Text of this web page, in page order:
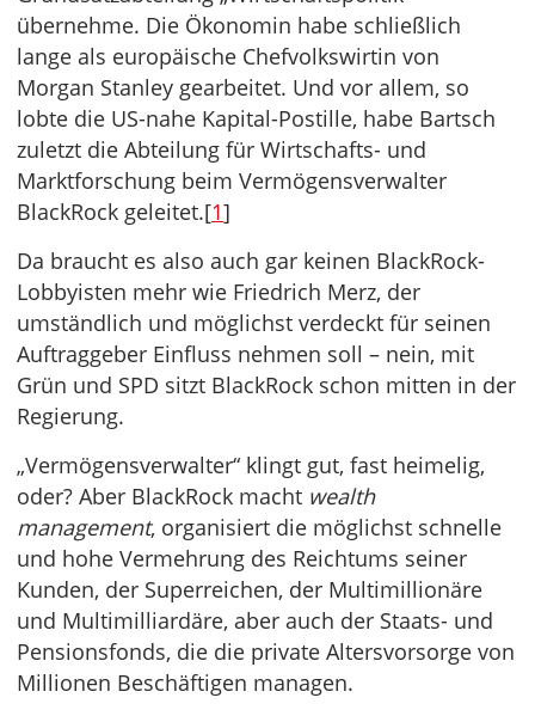
übernehme. Die Ökonomin habe schließlich
lange als europäische Chefvolkswirtin von
Morgan Stanley gearbeitet. Und vor allem, so
lobte die US-nahe Kapital-Postille, habe Bartsch
zuletzt die Abteilung für Wirtschafts- und
Marktforschung beim Vermögensverwalter
BlackRock geleitet.[1]
Da braucht es also auch gar keinen BlackRock-
Lobbyisten mehr wie Friedrich Merz, der
umständlich und möglichst verdeckt für seinen
Auftraggeber Einfluss nehmen soll – nein, mit
Grün und SPD sitzt BlackRock schon mitten in der
Regierung.
„Vermögensverwalter“ klingt gut, fast heimelig,
oder? Aber BlackRock macht wealth
management, organisiert die möglichst schnelle
und hohe Vermehrung des Reichtums seiner
Kunden, der Superreichen, der Multimillionäre
und Multimilliardäre, aber auch der Staats- und
Pensionsfonds, die die private Altersvorsorge von
Millionen Beschäftigen managen.